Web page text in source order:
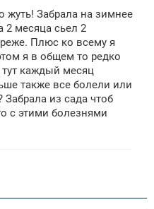
жуть! Забрала на зимнее
2 месяца сьел 2
Плюс ко всему я
я в общем то редко
каждый месяц
также все болели или
Забрала из сада чтоб
с этими болезнями